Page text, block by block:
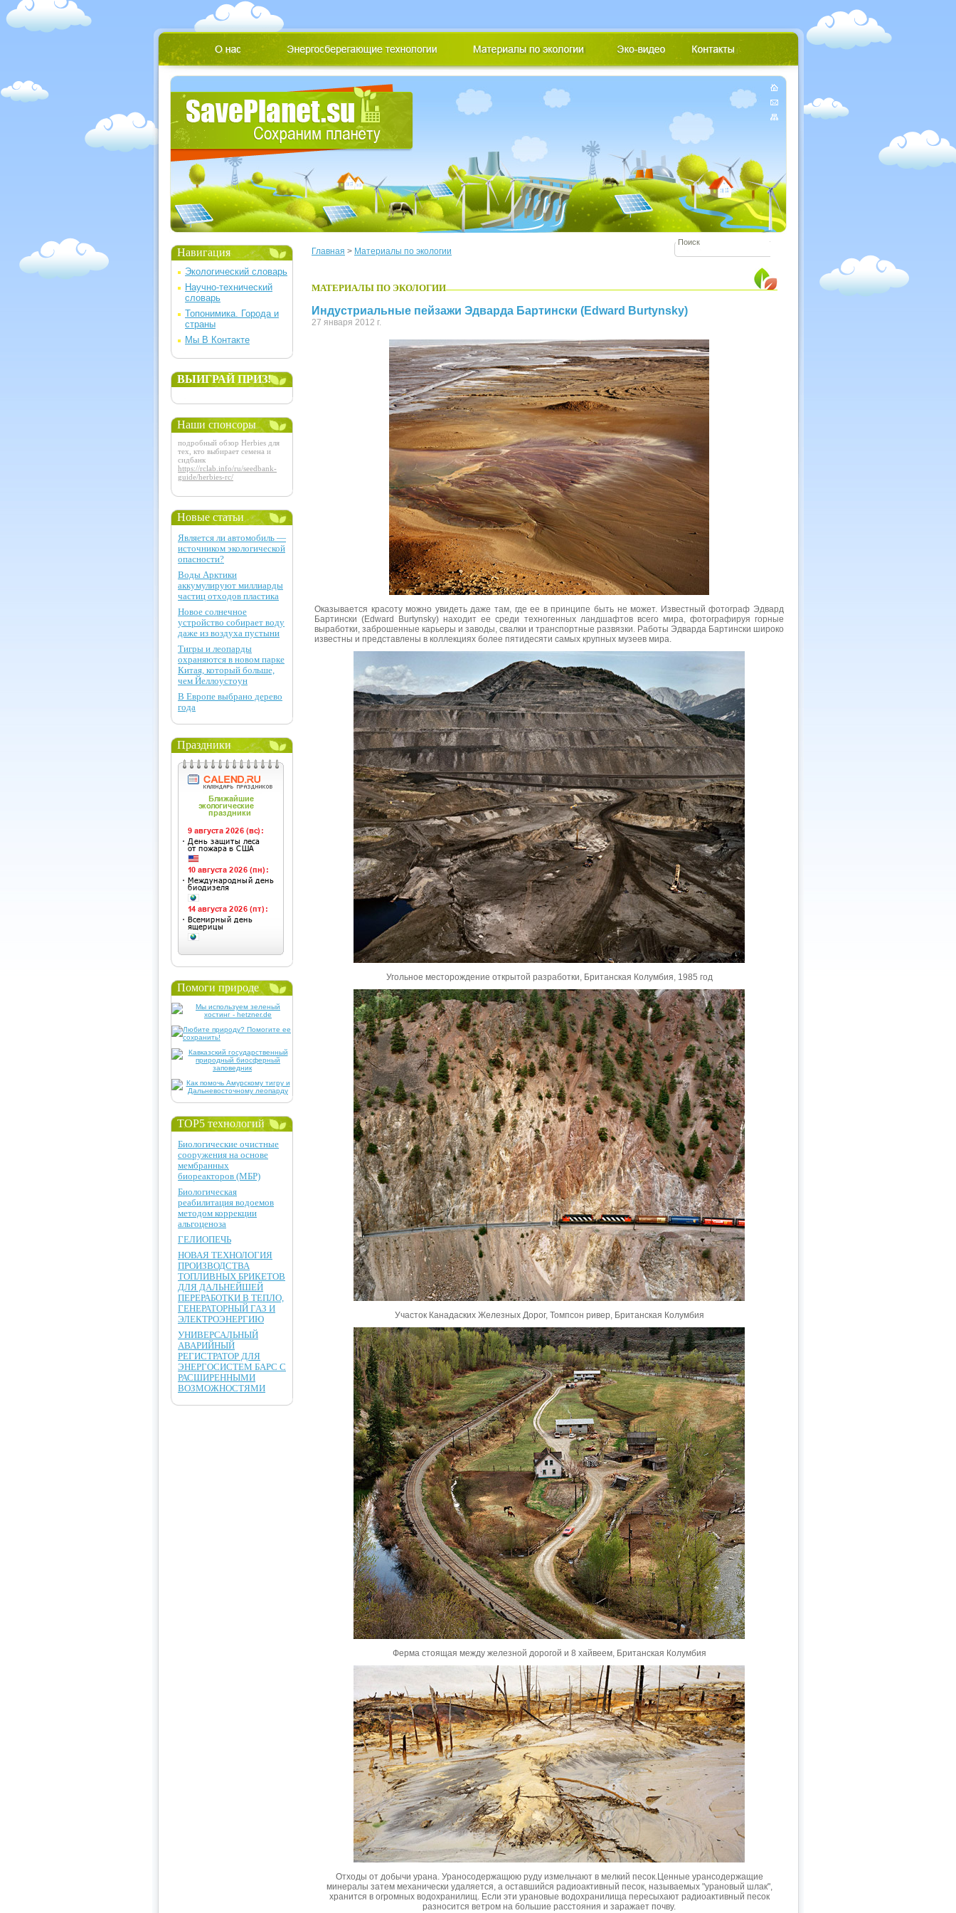
Главная > Материалы по экологии
МАТЕРИАЛЫ ПО ЭКОЛОГИИ
Индустриальные пейзажи Эдварда Бартински (Edward Burtynsky)
27 января 2012 г.
Оказывается красоту можно увидеть даже там, где ее в принципе быть не может. Известный фотограф Эдвард
Бартински (Edward Burtynsky) находит ее среди техногенных ландшафтов всего мира, фотографируя горные
выработки, заброшенные карьеры и заводы, свалки и транспортные развязки. Работы Эдварда Бартински широко
известны и представлены в коллекциях более пятидесяти самых крупных музеев мира.
Угольное месторождение открытой разработки, Британская Колумбия, 1985 год
Участок Канадаских Железных Дорог, Томпсон ривер, Британская Колумбия
Ферма стоящая между железной дорогой и 8 хайвеем, Британская Колумбия
Отходы от добычи урана. Ураносодержащюю руду измельчают в мелкий песок.Ценные урансодержащие
минералы затем механически удаляется, а оставшийся радиоактивный песок, называемых "урановый шлак",
хранится в огромных водохранилищ. Если эти урановые водохранилища пересыхают радиоактивный песок
разносится ветром на большие расстояния и заражает почву.
Навигация
Экологический словарь
Научно-технический
словарь
Топонимика. Города и
страны
Мы В Контакте
ВЫИГРАЙ ПРИЗ!
Наши спонсоры
подробный обзор Herbies для
тех, кто выбирает семена и
сидбанк
https://rclab.info/ru/seedbank-
guide/herbies-rc/
Новые статьи
Является ли автомобиль —
источником экологической
опасности?
Воды Арктики
аккумулируют миллиарды
частиц отходов пластика
Новое солнечное
устройство собирает воду
даже из воздуха пустыни
Тигры и леопарды
охраняются в новом парке
Китая, который больше,
чем Йеллоустоун
В Европе выбрано дерево
года
Праздники
Помоги природе
TOP5 технологий
Биологические очистные
сооружения на основе
мембранных
биореакторов (МБР)
Биологическая
реабилитация водоемов
методом коррекции
альгоценоза
ГЕЛИОПЕЧЬ
НОВАЯ ТЕХНОЛОГИЯ
ПРОИЗВОДСТВА
ТОПЛИВНЫХ БРИКЕТОВ
ДЛЯ ДАЛЬНЕЙШЕЙ
ПЕРЕРАБОТКИ В ТЕПЛО,
ГЕНЕРАТОРНЫЙ ГАЗ И
ЭЛЕКТРОЭНЕРГИЮ
УНИВЕРСАЛЬНЫЙ
АВАРИЙНЫЙ
РЕГИСТРАТОР ДЛЯ
ЭНЕРГОСИСТЕМ БАРС С
РАСШИРЕННЫМИ
ВОЗМОЖНОСТЯМИ